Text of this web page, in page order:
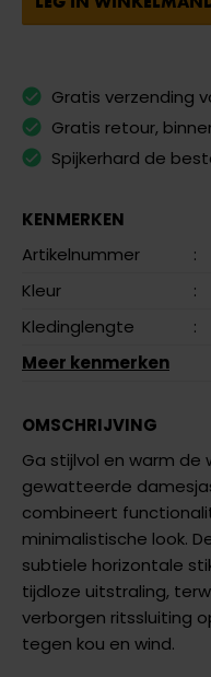
Gratis verzending
Gratis retour,
Spijkerhard de
KENMERKEN
Artikelnummer
:
Kleur
:
Kledinglengte
:
Meer kenmerken
OMSCHRIJVING
Ga stijlvol en warm
gewatteerde
combineert
minimalistische look.
subtiele horizontale
tijdloze uitstraling,
verborgen ritssluiting
tegen kou en wind.